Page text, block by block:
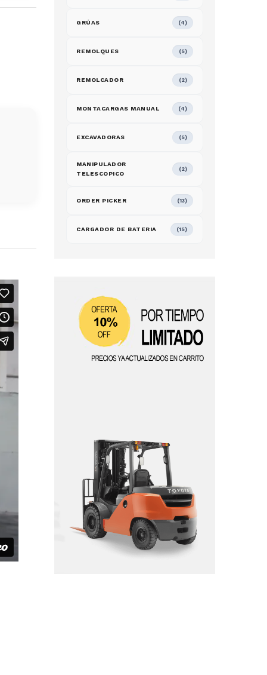
GRÚAS (4)
REMOLQUES (5)
REMOLCADOR (2)
MONTACARGAS MANUAL (4)
EXCAVADORAS (5)
MANIPULADOR
TELESCOPICO
(2)
ORDER PICKER (13)
CARGADOR DE BATERIA (15)